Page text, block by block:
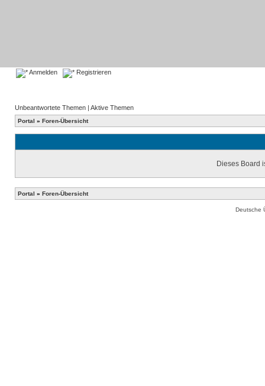
Anmelden Registrieren
Unbeantwortete Themen | Aktive Themen
Portal » Foren-Übersicht
Dieses Board
Portal » Foren-Übersicht
Deutsche